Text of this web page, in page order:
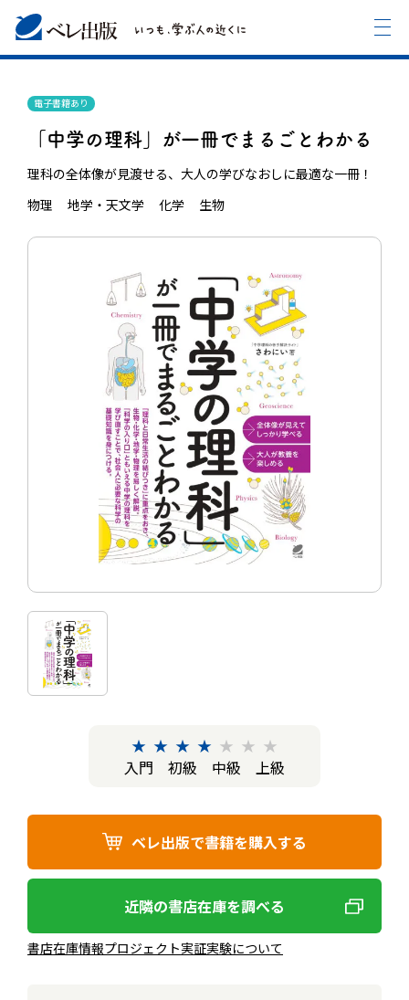
電子書籍あり
「中学の理科」が一冊でまるごとわかる
理科の全体像が見渡せる、大人の学びなおしに最適な一冊！
物理 地学・天文学 化学 生物
★ ★ ★ ★ ★ ★ ★
入門
初級 中級 上級
ベレ出版で書籍を購入する
近隣の書店在庫を調べる
書店在庫情報プロジェクト実証実験について